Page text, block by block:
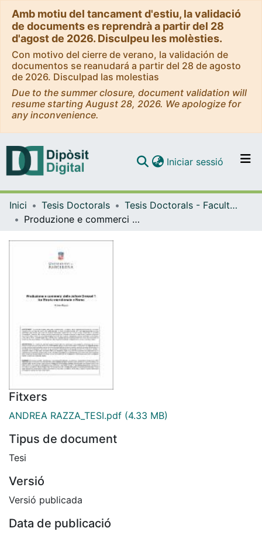
Amb motiu del tancament d'estiu, la validació
de documents es reprendrà a partir del 28
d'agost de 2026. Disculpeu les molèsties.
Con motivo del cierre de verano, la validación de
documentos se reanudará a partir del 28 de agosto
de 2026. Disculpad las molestias
Due to the summer closure, document validation will
resume starting August 28, 2026. We apologize for
any inconvenience.
Navega per tot el DD
Iniciar sessió (current)
Inici Tesis Doctorals
Tesis Doctorals - Facultat - Geografia i Història
Produzione e commerci delle anfore Dressel 1 tra Etruria meridionale e Roma
Fitxers
ANDREA RAZZA_TESI.pdf (4.33 MB)
Tipus de document
Tesi
Versió
Versió publicada
Data de publicació